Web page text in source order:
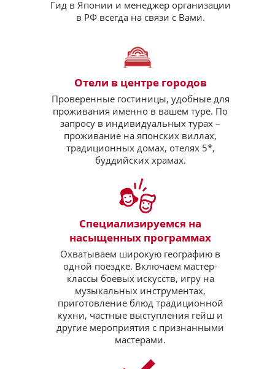
Гид в Японии и менеджер организации
в РФ всегда на связи с Вами.
Отели в центре городов
Проверенные гостиницы, удобные для
проживания именно в вашем туре. По
запросу в индивидуальных турах –
проживание на японских виллах,
традиционных домах, отелях 5*,
буддийских храмах.
Специализируемся на
насыщенных программах
Охватываем широкую географию в
одной поездке. Включаем мастер-
классы боевых искусств, игру на
музыкальных инструментах,
приготовление блюд традиционной
кухни, частные выступления гейш и
другие мероприятия с признанными
мастерами.